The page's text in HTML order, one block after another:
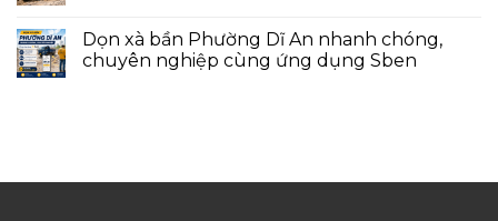
Dọn xà bần Phường Dĩ An nhanh chóng,
chuyên nghiệp cùng ứng dụng Sben